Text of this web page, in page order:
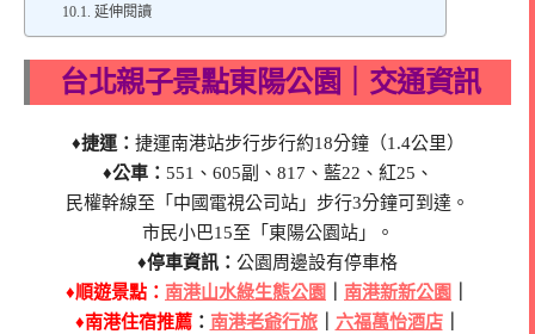
延伸閱讀
台北親子景點東陽公園｜交通資訊
♦捷運： 捷運南港站步行步行約18分鐘（1.4公里）
♦公車： 551、605副、817、藍22、紅25、
民權幹線至「中國電視公司站」步行3分鐘可到達。
市民小巴15至「東陽公園站」。
♦停車資訊： 公園周邊設有停車格
♦順遊景點： 南港山水綠生態公園 南港新新公園
♦南港住宿推薦： 南港老爺行旅｜ 六福萬怡酒店｜